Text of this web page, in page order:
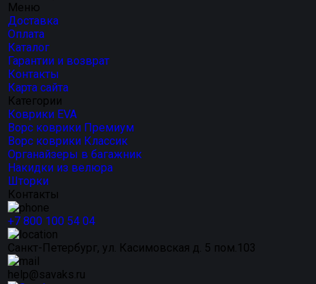
Меню
Доставка
Оплата
Каталог
Гарантии и возврат
Контакты
Карта сайта
Категории
Коврики EVA
Ворс коврики Премиум
Ворс коврики Классик
Органайзеры в багажник
Накидки из велюра
Шторки
Контакты
+7 800 100 54 04
Санкт-Петербург, ул. Касимовская д. 5 пом.103
help@savaks.ru